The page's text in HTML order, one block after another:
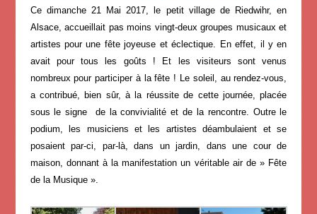
Ce dimanche 21 Mai 2017, le petit village de Riedwihr, en
Alsace, accueillait pas moins vingt-deux groupes musicaux et
artistes pour une fête joyeuse et éclectique. En effet, il y en
avait pour tous les goûts ! Et les visiteurs sont venus
nombreux pour participer à la fête ! Le soleil, au rendez-vous,
a contribué, bien sûr, à la réussite de cette journée, placée
sous le signe de la convivialité et de la rencontre. Outre le
podium, les musiciens et les artistes déambulaient et se
posaient par-ci, par-là, dans un jardin, dans une cour de
maison, donnant à la manifestation un véritable air de » Fête
de la Musique ».